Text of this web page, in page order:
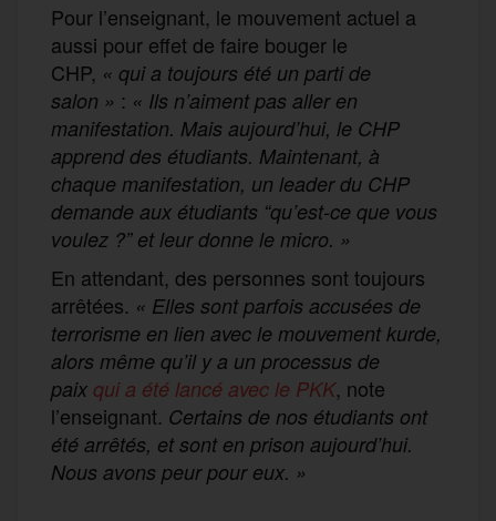
Pour l’enseignant, le mouvement actuel a
aussi pour effet de faire bouger le
CHP, « qui a toujours été un parti de
salon » : « Ils n’aiment pas aller en
manifestation. Mais aujourd’hui, le CHP
apprend des étudiants. Maintenant, à
chaque manifestation, un leader du CHP
demande aux étudiants “qu’est-ce que vous
voulez ?” et leur donne le micro. »
En attendant, des personnes sont toujours
arrêtées. « Elles sont parfois accusées de
terrorisme en lien avec le mouvement kurde,
alors même qu’il y a un processus de
paix qui a été lancé avec le PKK, note
l’enseignant. Certains de nos étudiants ont
été arrêtés, et sont en prison aujourd’hui.
Nous avons peur pour eux. »